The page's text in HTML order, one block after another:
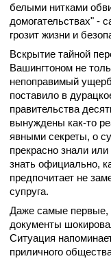
белыми нитками
домогательствах" -
грозит жизни и
Вскрытие тайной
Вашингтоном не
непоправимый
поставило в
правительства
вынуждены как-то
явными секреты, о
прекрасно знали
знать официально,
предпочитает не
супруга.
Даже самые первые,
документы
Ситуация
приличного